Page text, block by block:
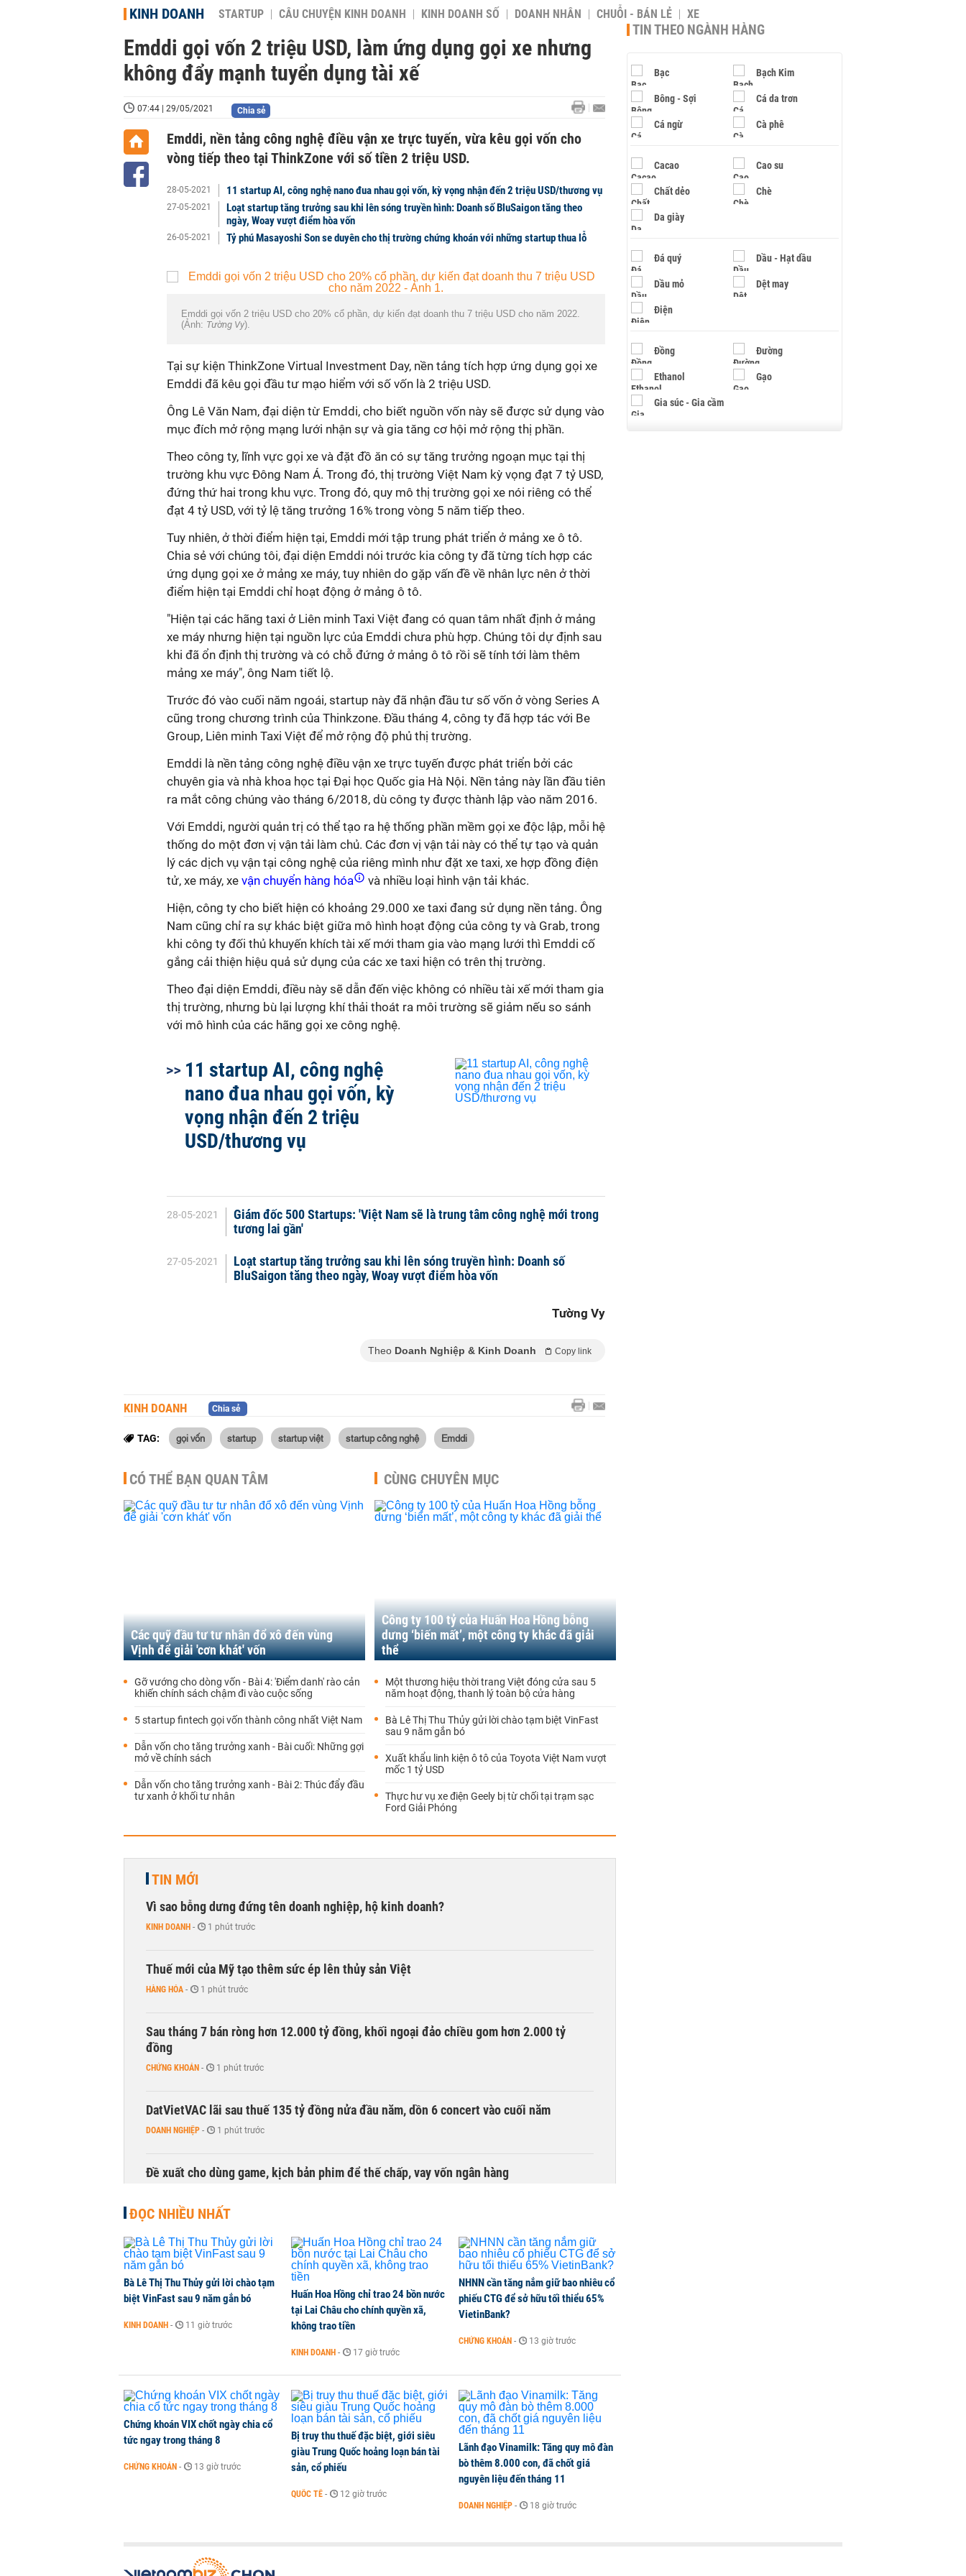
KINH DOANH STARTUP CÂU CHUYỆN KINH DOANH KINH DOANH SỐ DOANH NHÂN CHUỖI - BÁN LẺ XE
Emddi gọi vốn 2 triệu USD, làm ứng dụng gọi xe nhưng
không đẩy mạnh tuyển dụng tài xế
07:44 | 29/05/2021 Chia sẻ
Emddi, nền tảng công nghệ điều vận xe trực tuyến, vừa kêu gọi vốn cho
vòng tiếp theo tại ThinkZone với số tiền 2 triệu USD.
28-05-2021 11 startup AI, công nghệ nano đua nhau gọi vốn, kỳ vọng nhận đến 2 triệu USD/thương vụ
27-05-2021
Loạt startup tăng trưởng sau khi lên sóng truyền hình: Doanh số BluSaigon tăng theo
ngày, Woay vượt điểm hòa vốn
26-05-2021 Tỷ phú Masayoshi Son se duyên cho thị trường chứng khoán với những startup thua lỗ
Emddi gọi vốn 2 triệu USD cho 20% cổ phần, dự kiến đạt doanh thu 7 triệu USD cho năm 2022.
(Ảnh: Tường Vy).
Tại sự kiện ThinkZone Virtual Investment Day, nền tảng tích hợp ứng dụng gọi xe
Emddi đã kêu gọi đầu tư mạo hiểm với số vốn là 2 triệu USD.
Ông Lê Văn Nam, đại diện từ Emddi, cho biết nguồn vốn này sẽ được sử dụng vào
mục đích mở rộng mạng lưới nhận sự và gia tăng cơ hội mở rộng thị phần.
Theo công ty, lĩnh vực gọi xe và đặt đồ ăn có sự tăng trưởng ngoạn mục tại thị
trường khu vực Đông Nam Á. Trong đó, thị trường Việt Nam kỳ vọng đạt 7 tỷ USD,
đứng thứ hai trong khu vực. Trong đó, quy mô thị trường gọi xe nói riêng có thể
đạt 4 tỷ USD, với tỷ lệ tăng trưởng 16% trong vòng 5 năm tiếp theo.
Tuy nhiên, ở thời điểm hiện tại, Emddi mới tập trung phát triển ở mảng xe ô tô.
Chia sẻ với chúng tôi, đại diện Emddi nói trước kia công ty đã từng tích hợp các
ứng dụng gọi xe ở mảng xe máy, tuy nhiên do gặp vấn đề về nhân lực nên ở thời
điểm hiện tại Emddi chỉ hoạt động ở mảng ô tô.
"Hiện tại các hãng taxi ở Liên minh Taxi Việt đang có quan tâm nhất định ở mảng
xe máy nhưng hiện tại nguồn lực của Emddi chưa phù hợp. Chúng tôi dự định sau
khi đã ổn định thị trường và có chỗ đứng ở mảng ô tô rồi sẽ tính tới làm thêm
mảng xe máy", ông Nam tiết lộ.
Trước đó vào cuối năm ngoái, startup này đã nhận đầu tư số vốn ở vòng Series A
cũng trong chương trình của Thinkzone. Đầu tháng 4, công ty đã hợp tác với Be
Group, Liên minh Taxi Việt để mở rộng độ phủ thị trường.
Emddi là nền tảng công nghệ điều vận xe trực tuyến được phát triển bởi các
chuyên gia và nhà khoa học tại Đại học Quốc gia Hà Nội. Nền tảng này lần đầu tiên
ra mắt công chúng vào tháng 6/2018, dù công ty được thành lập vào năm 2016.
Với Emddi, người quản trị có thể tạo ra hệ thống phần mềm gọi xe độc lập, mỗi hệ
thống do một đơn vị vận tải làm chủ. Các đơn vị vận tải này có thể tự tạo và quản
lý các dịch vụ vận tại công nghệ của riêng mình như đặt xe taxi, xe hợp đồng điện
tử, xe máy, xe vận chuyển hàng hóa
và nhiều loại hình vận tải khác.
Hiện, công ty cho biết hiện có khoảng 29.000 xe taxi đang sử dụng nền tảng. Ông
Nam cũng chỉ ra sự khác biệt giữa mô hình hoạt động của công ty và Grab, trong
khi công ty đối thủ khuyến khích tài xế mới tham gia vào mạng lưới thì Emddi cố
gắng cải thiện hiệu quả sử dụng của các xe taxi hiện có trên thị trường.
Theo đại diện Emddi, điều này sẽ dẫn đến việc không có nhiều tài xế mới tham gia
thị trường, nhưng bù lại lượng khí thải thoát ra môi trường sẽ giảm nếu so sánh
với mô hình của các hãng gọi xe công nghệ.
11 startup AI, công nghệ
nano đua nhau gọi vốn, kỳ
vọng nhận đến 2 triệu
USD/thương vụ
28-05-2021
Giám đốc 500 Startups: 'Việt Nam sẽ là trung tâm công nghệ mới trong
tương lai gần'
27-05-2021
Loạt startup tăng trưởng sau khi lên sóng truyền hình: Doanh số
BluSaigon tăng theo ngày, Woay vượt điểm hòa vốn
Tường Vy
Theo Doanh Nghiệp & Kinh Doanh Copy link
KINH DOANH Chia sẻ
TAG: gọi vốn startup startup việt startup công nghệ Emddi
CÓ THỂ BẠN QUAN TÂM
Các quỹ đầu tư tư nhân đổ xô đến vùng
Vịnh để giải 'cơn khát' vốn
Gỡ vướng cho dòng vốn - Bài 4: 'Điểm danh' rào cản
khiến chính sách chậm đi vào cuộc sống
5 startup fintech gọi vốn thành công nhất Việt Nam
Dẫn vốn cho tăng trưởng xanh - Bài cuối: Những gợi
mở về chính sách
Dẫn vốn cho tăng trưởng xanh - Bài 2: Thúc đẩy đầu
tư xanh ở khối tư nhân
CÙNG CHUYÊN MỤC
Công ty 100 tỷ của Huấn Hoa Hồng bỗng
dưng ‘biến mất’, một công ty khác đã giải
thể
Một thương hiệu thời trang Việt đóng cửa sau 5
năm hoạt động, thanh lý toàn bộ cửa hàng
Bà Lê Thị Thu Thủy gửi lời chào tạm biệt VinFast
sau 9 năm gắn bó
Xuất khẩu linh kiện ô tô của Toyota Việt Nam vượt
mốc 1 tỷ USD
Thực hư vụ xe điện Geely bị từ chối tại trạm sạc
Ford Giải Phóng
TIN MỚI
Vì sao bỗng dưng đứng tên doanh nghiệp, hộ kinh doanh?
KINH DOANH - 1 phút trước
Thuế mới của Mỹ tạo thêm sức ép lên thủy sản Việt
HÀNG HÓA - 1 phút trước
Sau tháng 7 bán ròng hơn 12.000 tỷ đồng, khối ngoại đảo chiều gom hơn 2.000 tỷ
đồng
CHỨNG KHOÁN - 1 phút trước
DatVietVAC lãi sau thuế 135 tỷ đồng nửa đầu năm, dồn 6 concert vào cuối năm
DOANH NGHIỆP - 1 phút trước
Đề xuất cho dùng game, kịch bản phim để thế chấp, vay vốn ngân hàng
Chủ tịch HĐQT Khoáng sản Hưng Thịnh phải nộp lại hơn 1.500 tỷ đồng
DOANH NGHIỆP - 1 phút trước
Công ty 100 tỷ của Huấn Hoa Hồng bỗng dưng ‘biến mất’, một công ty khác đã giải thể
Dự án Sheraton Phú Quốc bị buộc chấm dứt hoạt động
ĐỌC NHIỀU NHẤT
Bà Lê Thị Thu Thủy gửi lời chào tạm
biệt VinFast sau 9 năm gắn bó
KINH DOANH - 11 giờ trước
Huấn Hoa Hồng chỉ trao 24 bồn nước
tại Lai Châu cho chính quyền xã,
không trao tiền
KINH DOANH - 17 giờ trước
NHNN cần tăng nắm giữ bao nhiêu cổ
phiếu CTG để sở hữu tối thiểu 65%
VietinBank?
CHỨNG KHOÁN - 13 giờ trước
Chứng khoán VIX chốt ngày chia cổ
tức ngay trong tháng 8
CHỨNG KHOÁN - 13 giờ trước
Bị truy thu thuế đặc biệt, giới siêu
giàu Trung Quốc hoảng loạn bán tài
sản, cổ phiếu
QUỐC TẾ - 12 giờ trước
Lãnh đạo Vinamilk: Tăng quy mô đàn
bò thêm 8.000 con, đã chốt giá
nguyên liệu đến tháng 11
DOANH NGHIỆP - 18 giờ trước
TIN THEO NGÀNH HÀNG
Bạc Bạch Kim
Bông - Sợi Cá da trơn
Cá ngừ Cà phê
Cacao Cao su
Chất dẻo Chè
Da giày
Đá quý Dầu - Hạt dầu
Dầu mỏ Dệt may
Điện
Đồng Đường
Ethanol Gạo
Gia súc - Gia cầm